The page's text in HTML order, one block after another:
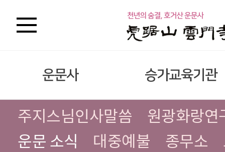
운문사 승가교육기관
주지스님인사말씀
원광화랑연
운문 소식
대중예불 종무소